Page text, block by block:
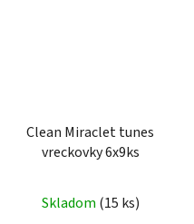
Clean Miraclet tunes
vreckovky 6x9ks
Skladom (15 ks)